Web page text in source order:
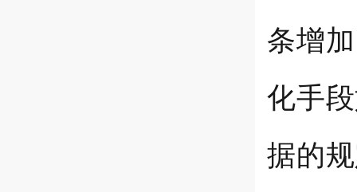
条增
化手
据的